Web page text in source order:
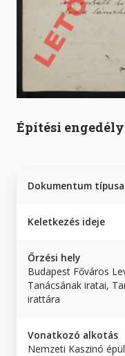
Építési
Dokumentum típusa
Keletkezés ideje
Őrzési hely
Budapest Főváros
Tanácsának iratai,
irattára
Vonatkozó alkotás
Nemzeti Kaszinó